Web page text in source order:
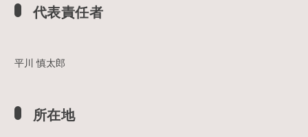
代表責任者
平川 慎太郎
所在地